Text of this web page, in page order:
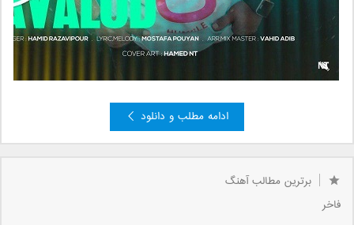
ادامه مطلب و دانلود
برترین مطالب آهنگ
فاخر